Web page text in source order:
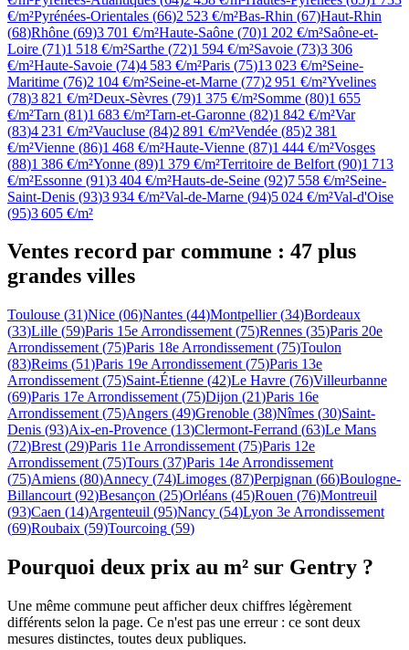
€/m²Pyrénées-Orientales (66)2 523 €/m²Bas-Rhin (67)Haut-Rhin
(68)Rhône (69)3 701 €/m²Haute-Saône (70)1 202 €/m²Saône-et-
Loire (71)1 518 €/m²Sarthe (72)1 594 €/m²Savoie (73)3 306
€/m²Haute-Savoie (74)4 583 €/m²Paris (75)13 023 €/m²Seine-
Maritime (76)2 104 €/m²Seine-et-Marne (77)2 951 €/m²Yvelines
(78)3 821 €/m²Deux-Sèvres (79)1 375 €/m²Somme (80)1 655
€/m²Tarn (81)1 683 €/m²Tarn-et-Garonne (82)1 842 €/m²Var
(83)4 231 €/m²Vaucluse (84)2 891 €/m²Vendée (85)2 381
€/m²Vienne (86)1 468 €/m²Haute-Vienne (87)1 444 €/m²Vosges
(88)1 386 €/m²Yonne (89)1 379 €/m²Territoire de Belfort (90)1 713
€/m²Essonne (91)3 404 €/m²Hauts-de-Seine (92)7 558 €/m²Seine-
Saint-Denis (93)3 934 €/m²Val-de-Marne (94)5 024 €/m²Val-d'Oise
(95)3 605 €/m²
Ventes record par commune : 47 plus
grandes villes
Toulouse (31)Nice (06)Nantes (44)Montpellier (34)Bordeaux
(33)Lille (59)Paris 15e Arrondissement (75)Rennes (35)Paris 20e
Arrondissement (75)Paris 18e Arrondissement (75)Toulon
(83)Reims (51)Paris 19e Arrondissement (75)Paris 13e
Arrondissement (75)Saint-Étienne (42)Le Havre (76)Villeurbanne
(69)Paris 17e Arrondissement (75)Dijon (21)Paris 16e
Arrondissement (75)Angers (49)Grenoble (38)Nîmes (30)Saint-
Denis (93)Aix-en-Provence (13)Clermont-Ferrand (63)Le Mans
(72)Brest (29)Paris 11e Arrondissement (75)Paris 12e
Arrondissement (75)Tours (37)Paris 14e Arrondissement
(75)Amiens (80)Annecy (74)Limoges (87)Perpignan (66)Boulogne-
Billancourt (92)Besançon (25)Orléans (45)Rouen (76)Montreuil
(93)Caen (14)Argenteuil (95)Nancy (54)Lyon 3e Arrondissement
(69)Roubaix (59)Tourcoing (59)
Pourquoi deux prix au m² sur Gentry ?
Une même commune peut afficher deux chiffres légèrement
différents selon la page. Ce n'est pas une erreur : ce sont deux
mesures distinctes, toutes deux publiques.